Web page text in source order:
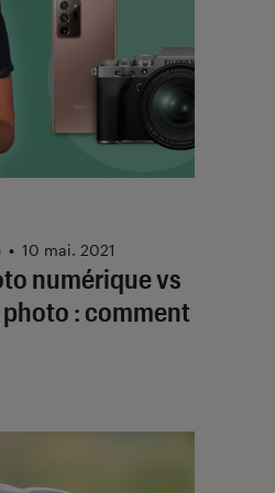
numérique vs
: comment
• 10 mai. 2021